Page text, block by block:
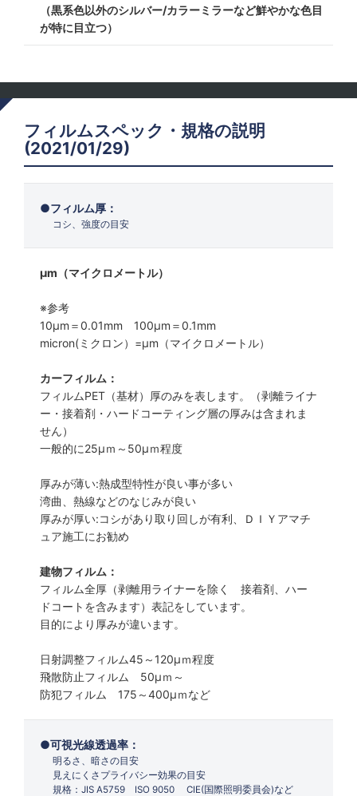
（黒系色以外のシルバー/カラーミラーなど鮮やかな色目
が特に目立つ）
フィルムスペック・規格の説明
(2021/01/29)
フィルム厚：
コシ、強度の目安
μm（マイクロメートル）
※参考
10μm＝0.01mm 100μm＝0.1mm
micron(ミクロン）=µm（マイクロメートル）
カーフィルム：
フィルムPET（基材）厚のみを表します。（剥離ライナ
ー・接着剤・ハードコーティング層の厚みは含まれま
せん）
一般的に25µｍ～50µｍ程度
厚みが薄い:熱成型特性が良い事が多い
湾曲、熱線などのなじみが良い
厚みが厚い:コシがあり取り回しが有利、ＤＩＹアマチ
ュア施工にお勧め
建物フィルム：
フィルム全厚（剥離用ライナーを除く 接着剤、ハー
ドコートを含みます）表記をしています。
目的により厚みが違います。
日射調整フィルム45～120µｍ程度
飛散防止フィルム 50µｍ～
防犯フィルム 175～400µｍなど
可視光線透過率：
明るさ、暗さの目安
見えにくさプライバシー効果の目安
規格：JIS A5759 ISO 9050 CIE(国際照明委員会)など